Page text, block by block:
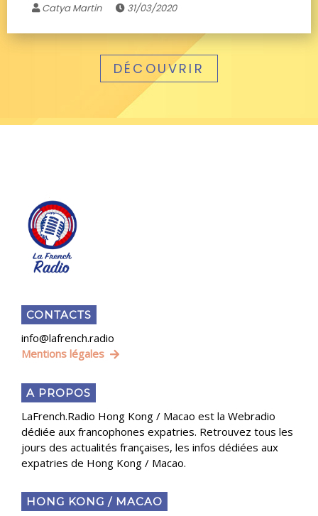
Catya Martin 31/03/2020
DÉCOUVRIR
CONTACTS
info@lafrench.radio
Mentions légales
A PROPOS
LaFrench.Radio Hong Kong / Macao est la Webradio
dédiée aux francophones expatries. Retrouvez tous les
jours des actualités françaises, les infos dédiées aux
expatries de Hong Kong / Macao.
HONG KONG / MACAO